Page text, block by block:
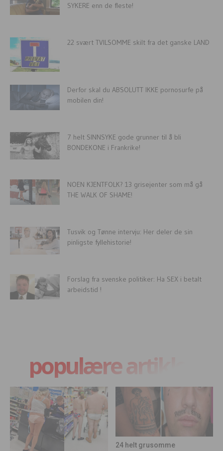
SYKERE enn de fleste!
22 svært TVILSOMME skilt fra det ganske LAND
Derfor skal du ABSOLUTT IKKE pornosurfe på
mobilen din!
7 helt SINNSYKE gode grunner til å bli
BONDEKONE i Frankrike!
NOEN KJENTFOLK? 13 grisejenter som må gå
THE WALK OF SHAME!
Tusvik og Tønne intervju: Her deler de sin
pinligste fyllehistorie!
Forslag fra svenske politiker: Ha SEX i betalt
arbeidstid !
populære artikler
24 helt grusomme